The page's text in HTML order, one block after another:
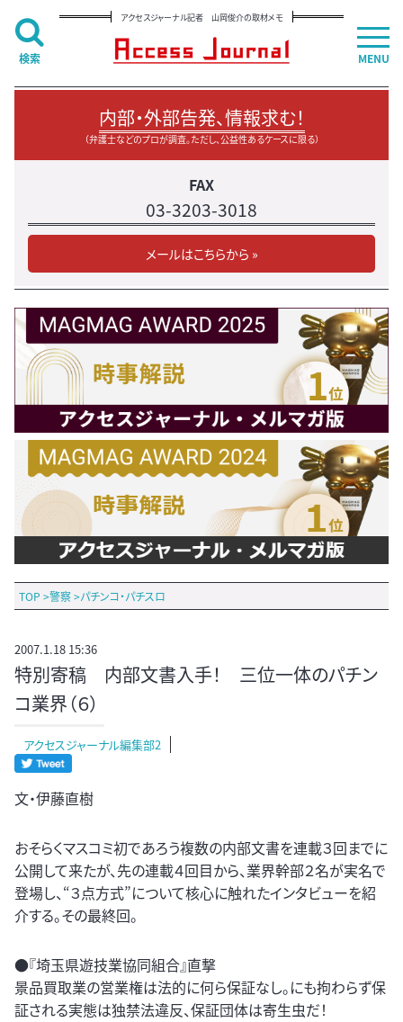
アクセスジャーナル記者 山岡俊介の取材メモ
内部・外部告発、情報求む！
（弁護士などのプロが調査。ただし、公益性あるケースに限る）
FAX
03-3203-3018
メールはこちらから »
TOP >警察>パチンコ・パチスロ
2007.1.18 15:36
特別寄稿 内部文書入手！ 三位一体のパチン
コ業界（６）
アクセスジャーナル編集部2
文・伊藤直樹
おそらくマスコミ初であろう複数の内部文書を連載３回までに
公開して来たが、先の連載４回目から、業界幹部２名が実名で
登場し、“３点方式”について核心に触れたインタビューを紹
介する。その最終回。
●『埼玉県遊技業協同組合』直撃
景品買取業の営業権は法的に何ら保証なし。にも拘わらず保
証される実態は独禁法違反、保証団体は寄生虫だ！
MENU
検索